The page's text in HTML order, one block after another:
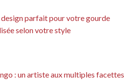
parfait pour votre gourde
selon votre style
: un artiste aux multiples facettes